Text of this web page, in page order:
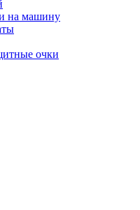
на машину
очки